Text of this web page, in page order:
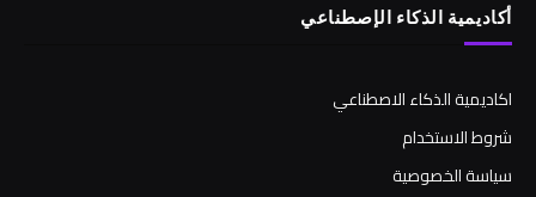
أكاديمية الذكاء الإصطناعي
اكاديمية الذكاء الاصطناعي
شروط الاستخدام
سياسة الخصوصية